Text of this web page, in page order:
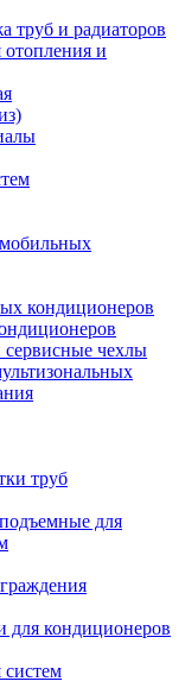
труб и радиаторов
и
кондиционеров
чехлы
труб
для
для кондиционеров